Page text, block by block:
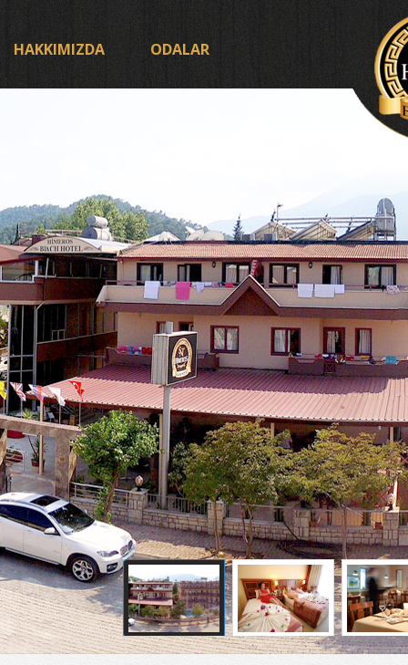
HAKKIMIZDA ODALAR